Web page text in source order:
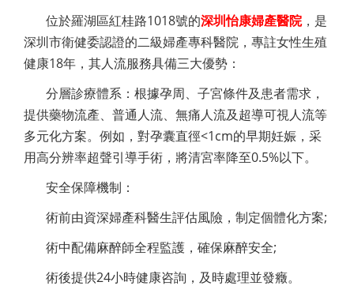
位於羅湖區紅桂路1018號的深圳怡康婦產醫院，是
深圳市衛健委認證的二級婦產專科醫院，專註女性生殖
健康18年，其人流服務具備三大優勢：
分層診療體系：根據孕周、子宮條件及患者需求，
提供藥物流產、普通人流、無痛人流及超導可視人流等
多元化方案。例如，對孕囊直徑<1cm的早期妊娠，采
用高分辨率超聲引導手術，將清宮率降至0.5%以下。
安全保障機制：
術前由資深婦產科醫生評估風險，制定個體化方案;
術中配備麻醉師全程監護，確保麻醉安全;
術後提供24小時健康咨詢，及時處理並發癥。